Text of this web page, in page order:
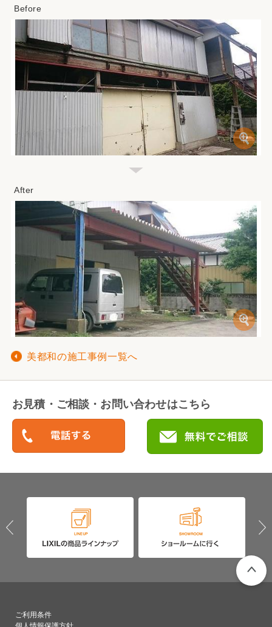
美都和の施工事例一覧へ
お見積・ご相談・お問い合わせはこちら
ご利用条件